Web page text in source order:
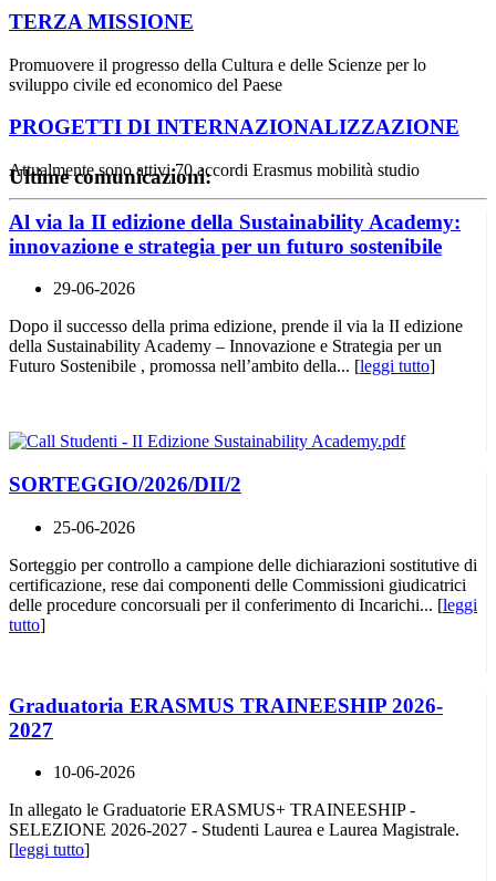
TERZA MISSIONE
Promuovere il progresso della Cultura e delle Scienze per lo
sviluppo civile ed economico del Paese
PROGETTI DI INTERNAZIONALIZZAZIONE
Attualmente sono attivi 70 accordi Erasmus mobilità studio
Ultime comunicazioni:
Al via la II edizione della Sustainability Academy:
innovazione e strategia per un futuro sostenibile
29-06-2026
Dopo il successo della prima edizione, prende il via la II edizione
della Sustainability Academy – Innovazione e Strategia per un
Futuro Sostenibile , promossa nell’ambito della... [leggi tutto]
SORTEGGIO/2026/DII/2
25-06-2026
Sorteggio per controllo a campione delle dichiarazioni sostitutive di
certificazione, rese dai componenti delle Commissioni giudicatrici
delle procedure concorsuali per il conferimento di Incarichi... [leggi
tutto]
Graduatoria ERASMUS TRAINEESHIP 2026-
2027
10-06-2026
In allegato le Graduatorie ERASMUS+ TRAINEESHIP -
SELEZIONE 2026-2027 - Studenti Laurea e Laurea Magistrale.
[leggi tutto]